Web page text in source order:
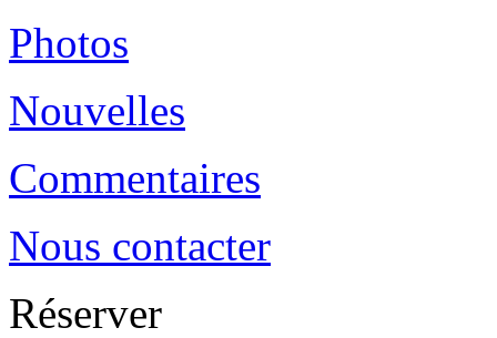
Photos
Nouvelles
Commentaires
Nous contacter
Réserver